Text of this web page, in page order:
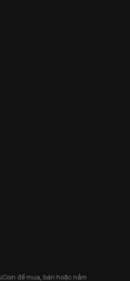
để mua, bán hoặc nắm